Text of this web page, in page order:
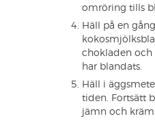
omröring tills
Häll på en gång
chokladen och
har blandats.
Häll i
tiden. Fortsätt
jämn och